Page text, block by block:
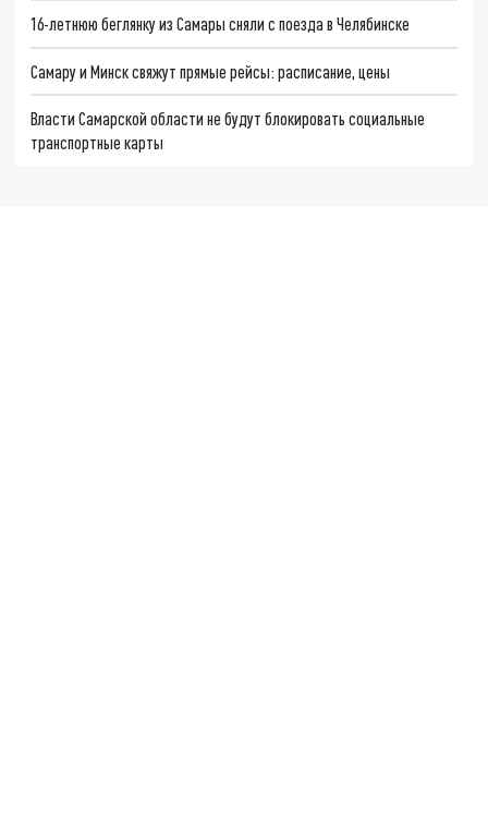
16-летнюю беглянку из Самары сняли с поезда в Челябинске
Самару и Минск свяжут прямые рейсы: расписание, цены
Власти Самарской области не будут блокировать социальные
транспортные карты